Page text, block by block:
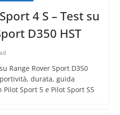
4 S – Test su
D350 HST
Range Rover Sport D350
durata, guida
Sport 5 e Pilot Sport S5